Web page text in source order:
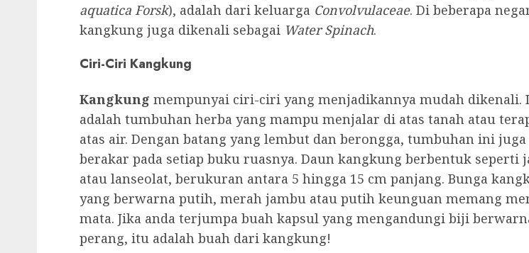
aquatica Forsk), adalah dari keluarga Convolvulaceae. Di beberapa
kangkung juga dikenali sebagai Water Spinach.
Ciri-Ciri Kangkung
Kangkung mempunyai ciri-ciri yang menjadikannya mudah dikenali.
adalah tumbuhan herba yang mampu menjalar di atas tanah atau
atas air. Dengan batang yang lembut dan berongga, tumbuhan ini juga
berakar pada setiap buku ruasnya. Daun kangkung berbentuk seperti
atau lanseolat, berukuran antara 5 hingga 15 cm panjang. Bunga
yang berwarna putih, merah jambu atau putih keunguan memang
mata. Jika anda terjumpa buah kapsul yang mengandungi biji
perang, itu adalah buah dari kangkung!